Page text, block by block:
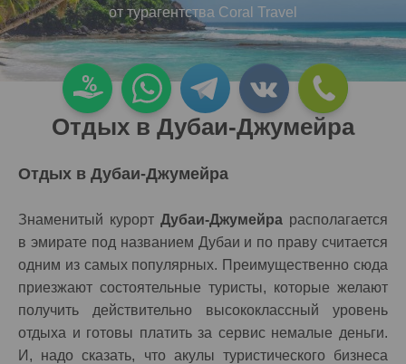
от турагентства Coral Travel
Отдых в Дубаи-Джумейра
Отдых в Дубаи-Джумейра
Знаменитый курорт Дубаи-Джумейра располагается
в эмирате под названием Дубаи и по праву считается
одним из самых популярных. Преимущественно сюда
приезжают состоятельные туристы, которые желают
получить действительно высококлассный уровень
отдыха и готовы платить за сервис немалые деньги.
И, надо сказать, что акулы туристического бизнеса